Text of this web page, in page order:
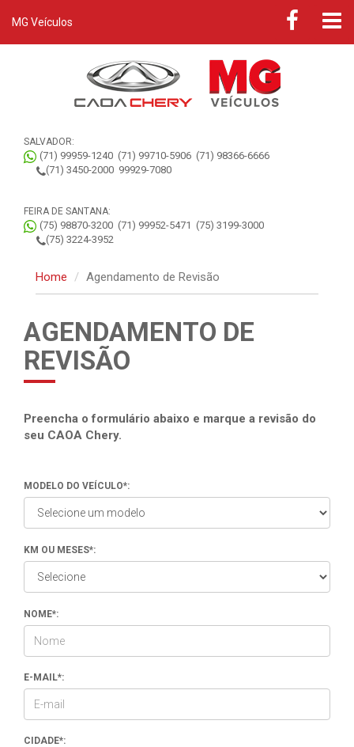
MG Veículos
SALVADOR:
(71) 99959-1240 (71) 99710-5906 (71) 98366-6666
(71) 3450-2000 99929-7080
FEIRA DE SANTANA:
(75) 98870-3200 (71) 99952-5471 (75) 3199-3000
(75) 3224-3952
Home Agendamento de Revisão
AGENDAMENTO DE
REVISÃO
Preencha o formulário abaixo e marque a revisão do
seu CAOA Chery.
MODELO DO VEÍCULO*:
KM OU MESES*:
NOME*:
E-MAIL*:
CIDADE*: